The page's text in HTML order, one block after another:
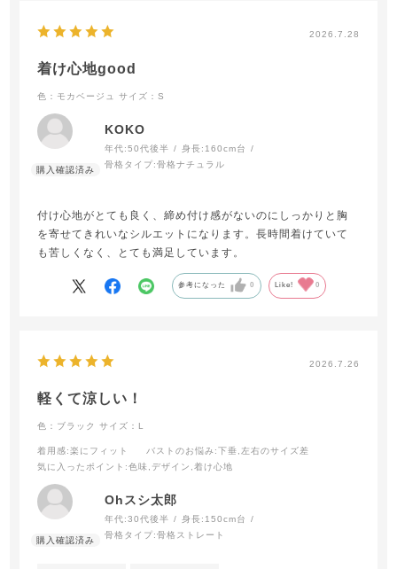
2026.7.28
着け心地good
色：モカベージュ サイズ：S
KOKO
年代:50代後半 身長: 160cm台
骨格タイプ:骨格ナチュラル
付け心地がとても良く、締め付け感がないのにしっかりと胸
を寄せてきれいなシルエットになります。長時間着けていて
も苦しくなく、とても満足しています。
参考になった 0 Like! 0
2026.7.26
軽くて涼しい！
色：ブラック サイズ：L
着用感:楽にフィット バストのお悩み:下垂,左右のサイズ差
気に入ったポイント :色味,デザイン,着け心地
Ohスシ太郎
年代:30代後半 身長: 150cm台
骨格タイプ:骨格ストレート